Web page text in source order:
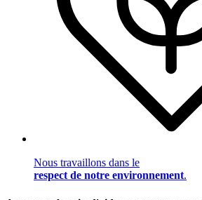
Nous travaillons dans le
respect de notre environnement.